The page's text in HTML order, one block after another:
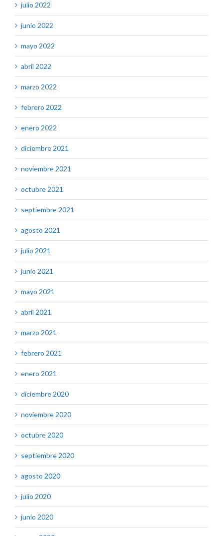
julio 2022
junio 2022
mayo 2022
abril 2022
marzo 2022
febrero 2022
enero 2022
diciembre 2021
noviembre 2021
octubre 2021
septiembre 2021
agosto 2021
julio 2021
junio 2021
mayo 2021
abril 2021
marzo 2021
febrero 2021
enero 2021
diciembre 2020
noviembre 2020
octubre 2020
septiembre 2020
agosto 2020
julio 2020
junio 2020